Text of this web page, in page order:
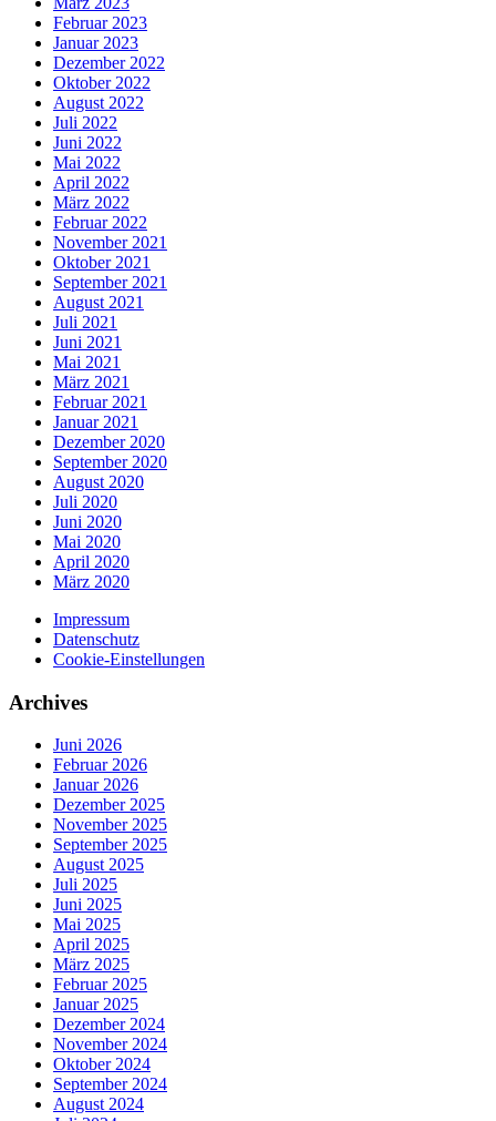
Februar 2023
Januar 2023
Dezember 2022
Oktober 2022
August 2022
Juli 2022
Juni 2022
Mai 2022
April 2022
März 2022
Februar 2022
November 2021
Oktober 2021
September 2021
August 2021
Juli 2021
Juni 2021
Mai 2021
März 2021
Februar 2021
Januar 2021
Dezember 2020
September 2020
August 2020
Juli 2020
Juni 2020
Mai 2020
April 2020
März 2020
Impressum
Datenschutz
Cookie-Einstellungen
Archives
Juni 2026
Februar 2026
Januar 2026
Dezember 2025
November 2025
September 2025
August 2025
Juli 2025
Juni 2025
Mai 2025
April 2025
März 2025
Februar 2025
Januar 2025
Dezember 2024
November 2024
Oktober 2024
September 2024
August 2024